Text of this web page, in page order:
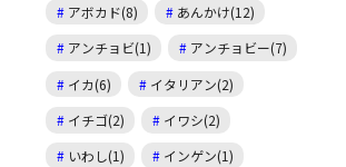
アボカド(8)
あんかけ(12)
アンチョビ(1)
アンチョビー(7)
イカ(6)
イタリアン(2)
イチゴ(2)
イワシ(2)
いわし(1)
インゲン(1)